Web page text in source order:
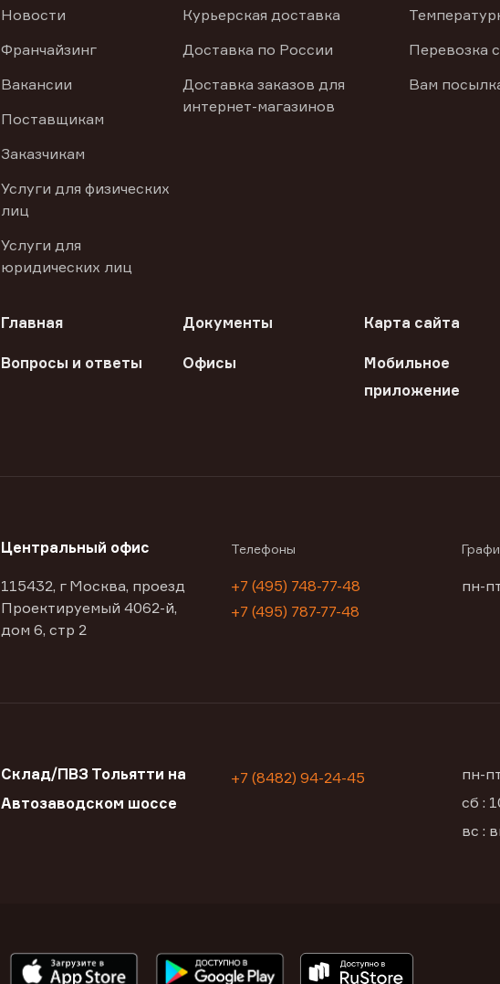
Новости
Франчайзинг
Вакансии
Поставщикам
Заказчикам
Услуги для физических
лиц
Услуги для
юридических лиц
Курьерская доставка
Доставка по России
Доставка заказов для
интернет-магазинов
Перевозка
Вам
Главная Документы Карта сайта
Вопросы и ответы Офисы
Мобильное
приложение
Центральный офис
115432, г Москва, проезд
Проектируемый 4062-й,
дом 6, стр 2
Телефоны
+7 (495) 748-77-48
+7 (495) 787-77-48
пн-
Склад/ПВЗ Тольятти на
Автозаводском шоссе
+7 (8482) 94-24-45
пн-
сб :
вс :